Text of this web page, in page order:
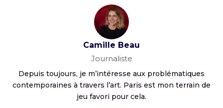
Camille Beau
Journaliste
Depuis toujours, je m’intéresse aux problématiques
contemporaines à travers l’art. Paris est mon terrain de
jeu favori pour cela.